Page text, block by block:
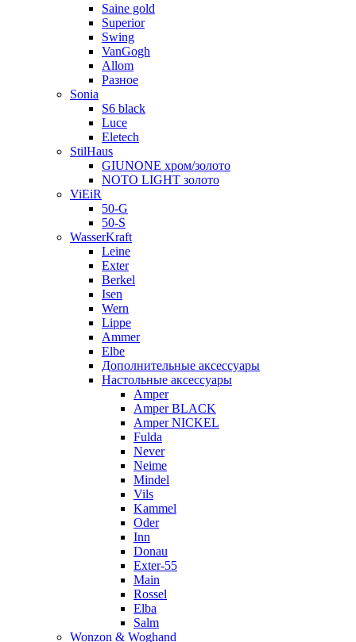
Saine gold
Superior
Swing
VanGogh
Allom
Разное
Sonia
S6 black
Luce
Eletech
StilHaus
GIUNONE хром/золото
NOTO LIGHT золото
ViEiR
50-G
50-S
WasserKraft
Leine
Exter
Berkel
Isen
Wern
Lippe
Ammer
Elbe
Дополнительные аксессуары
Настольные аксессуары
Amper
Amper BLACK
Amper NICKEL
Fulda
Never
Neime
Mindel
Vils
Kammel
Oder
Inn
Donau
Exter-55
Main
Rossel
Elba
Salm
Wonzon & Woghand